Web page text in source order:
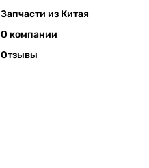
Запчасти из Китая
О компании
Отзывы